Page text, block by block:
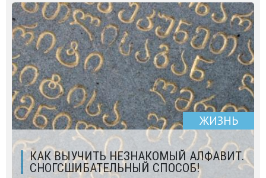
ЖИЗНЬ
КАК ВЫУЧИТЬ НЕЗНАКОМЫЙ АЛФАВИТ.
СНОГСШИБАТЕЛЬНЫЙ СПОСОБ!